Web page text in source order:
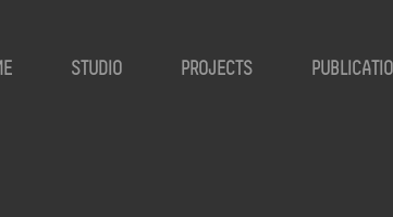
STUDIO PROJECTS